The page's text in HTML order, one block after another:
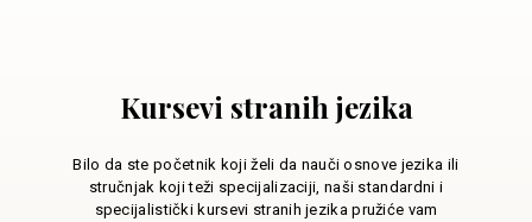
Kursevi stranih jezika
Bilo da ste početnik koji želi da nauči osnove jezika ili
stručnjak koji teži specijalizaciji, naši standardni i
specijalistički kursevi stranih jezika pružiće vam